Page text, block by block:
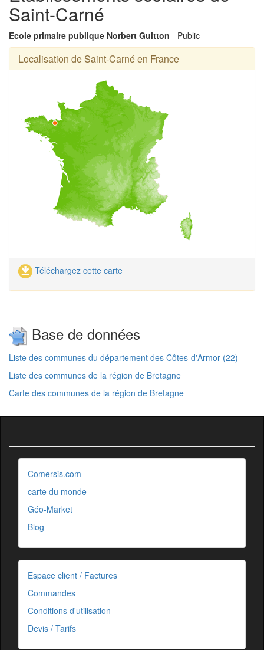
Saint-Carné
Ecole primaire publique Norbert Guitton - Public
Localisation de Saint-Carné en France
Téléchargez cette carte
Base de données
Liste des communes du département des Côtes-d'Armor (22)
Liste des communes de la région de Bretagne
Carte des communes de la région de Bretagne
Comersis.com
carte du monde
Géo-Market
Blog
Espace client / Factures
Commandes
Conditions d'utilisation
Devis / Tarifs